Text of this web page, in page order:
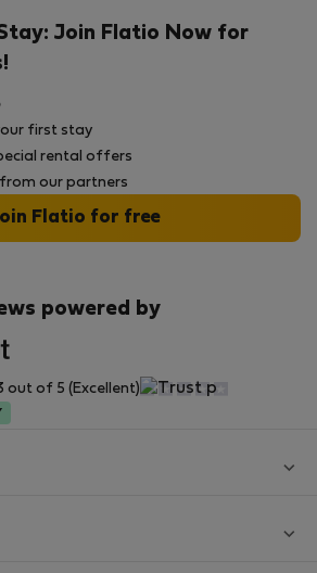
powered by
out of 5 (Excellent)
Join Flatio Now for
first stay
rental offers
our partners
Flatio for free